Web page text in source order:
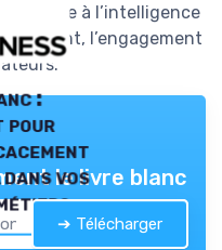
grâce à l’intelligence
l’engagement
:
pour
vos
le livre blanc
➔ Télécharger